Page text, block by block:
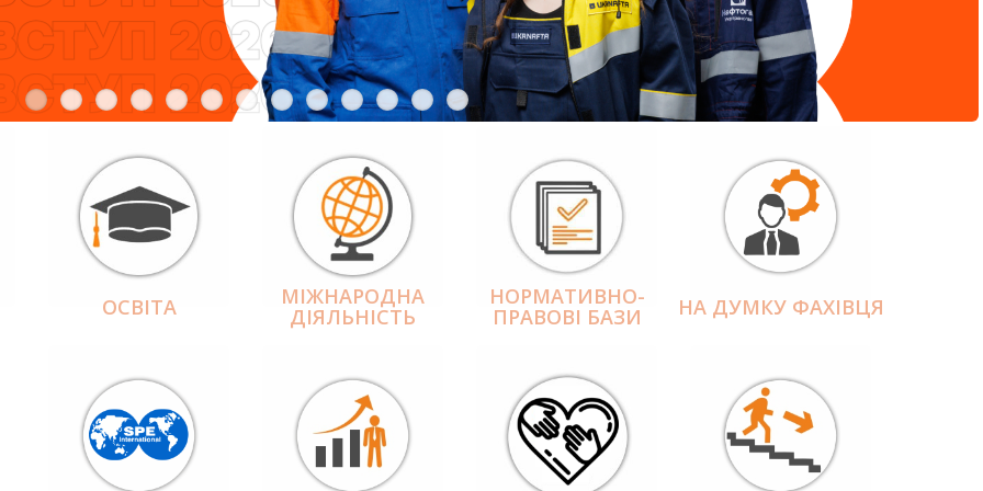
ОСВІТА МІЖНАРОДНА
ДІЯЛЬНІCТЬ
НОРМАТИВНО-
ПРАВОВІ БАЗИ НА ДУМКУ ФАХІВЦЯ